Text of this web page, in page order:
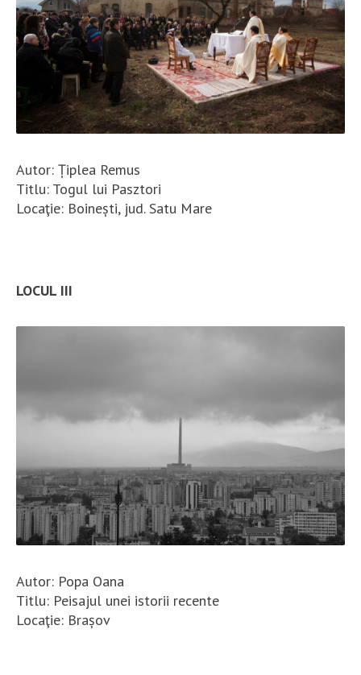
Autor: Țiplea Remus
Titlu: Togul lui Pasztori
Locaţie: Boinești, jud. Satu Mare
LOCUL III
Autor: Popa Oana
Titlu: Peisajul unei istorii recente
Locaţie: Brașov